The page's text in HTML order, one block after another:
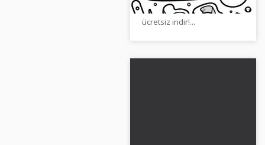
kürek var. Resmi şimdi
ücretsiz indir!...